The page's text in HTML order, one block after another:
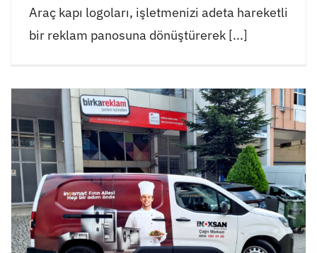
Araç kapı logoları, işletmenizi adeta hareketli
bir reklam panosuna dönüştürerek [...]